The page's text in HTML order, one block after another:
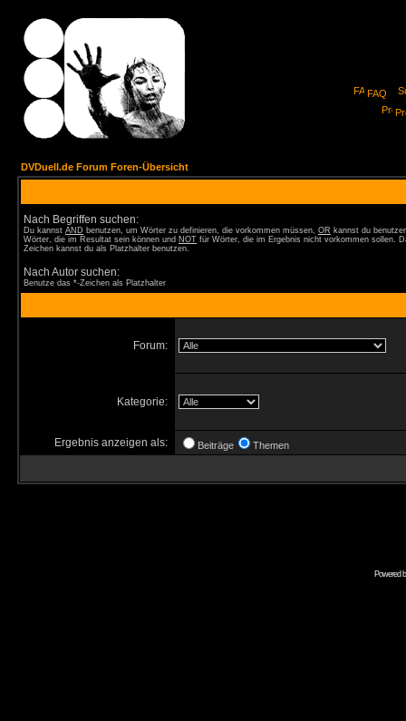
FAQ
DVDuell.de Forum Foren-Übersicht
Nach Begriffen suchen:
Du kannst AND benutzen, um Wörter zu definieren, die vorkommen müssen, OR kannst du
Wörter, die im Resultat sein können und NOT für Wörter, die im Ergebnis nicht vorkommen sollen.
Zeichen kannst du als Platzhalter benutzen.
Nach Autor suchen:
Benutze das *-Zeichen als Platzhalter
Forum:
Kategorie:
Ergebnis anzeigen als: Beiträge Themen
Powered